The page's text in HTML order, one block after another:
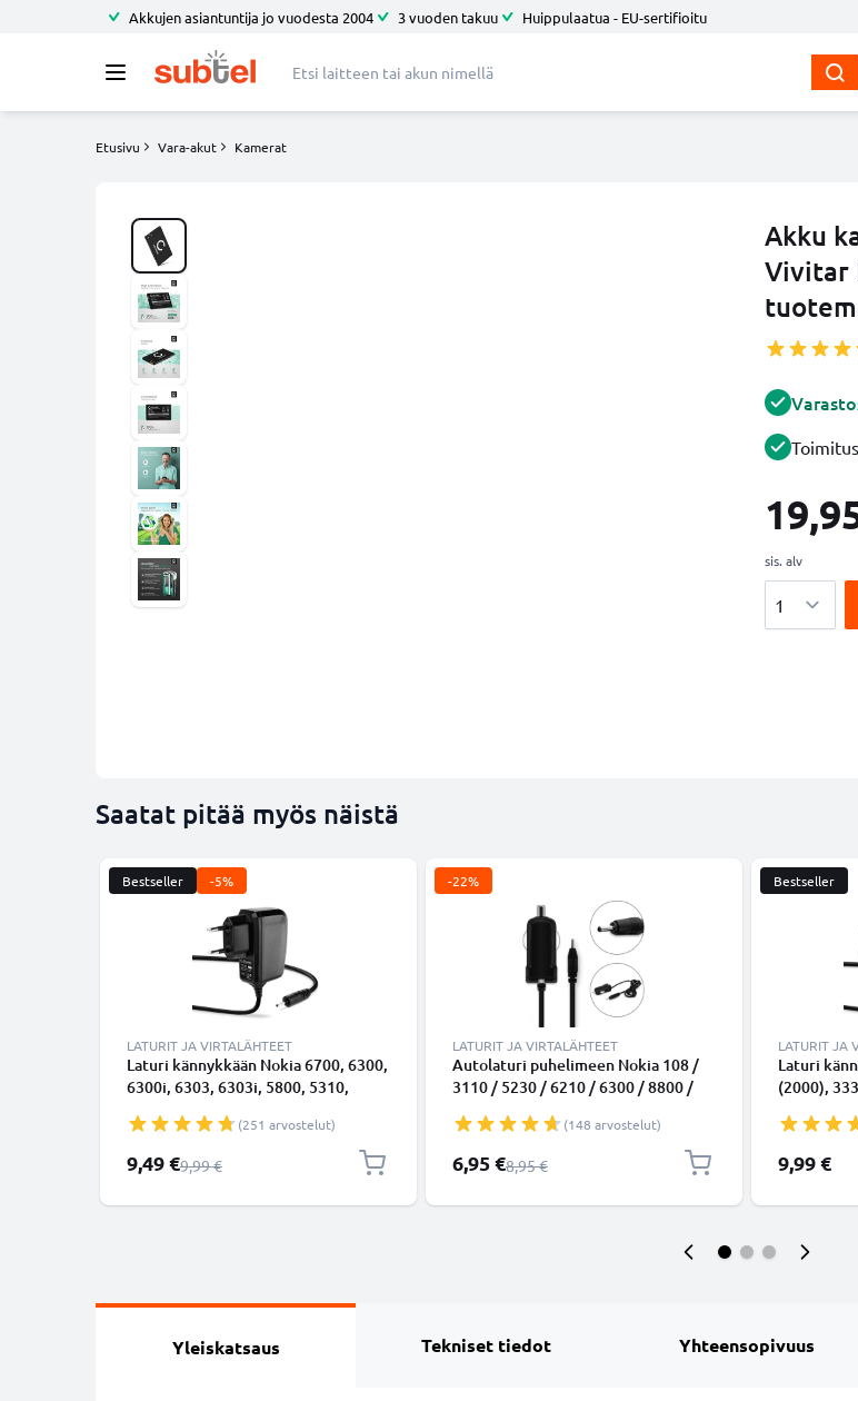
Akkujen asiantuntija jo vuodesta 2004 3 vuoden takuu Huippulaatua - EU-sertifioitu
Etusivu Vara-akut Kamerat
Akku
Vivitar
sis. alv
Saatat pitää myös näistä
Bestseller -5%
LATURIT JA VIRTALÄHTEET
Laturi kännykkään Nokia 6700, 6300,
6300i, 6303, 6303i, 5800, 5310,
2.5W, 0.5A / 500mA, 1.10m
latausjohto, laturi
(251 arvostelut)
Erikoishinta
9,49 €Normaali hinta
9,99 €
-22%
LATURIT JA VIRTALÄHTEET
Autolaturi puhelimeen Nokia 108 /
3110 / 5230 / 6210 / 6300 / 8800 /
2.5W, 0.5A / 500mA,
tupakansytytinlaturin johto 1.1m
(148 arvostelut)
Erikoishinta
6,95 €Normaali hinta
8,95 €
Bestseller
LATURIT JA
Laturi
(2000),
8850 -
9,99 €
Yleiskatsaus Tekniset tiedot Yhteensopivuus